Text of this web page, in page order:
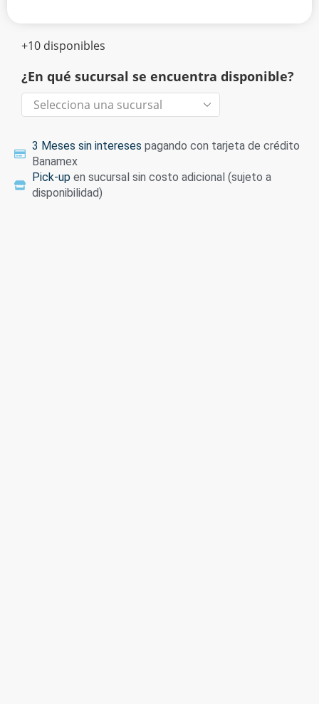
+10 disponibles
¿En qué sucursal se encuentra disponible?
3 Meses sin intereses pagando con tarjeta de crédito
Banamex
Pick-up en sucursal sin costo adicional (sujeto a
disponibilidad)